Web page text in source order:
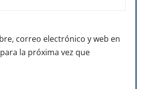
correo electrónico y web en
la próxima vez que